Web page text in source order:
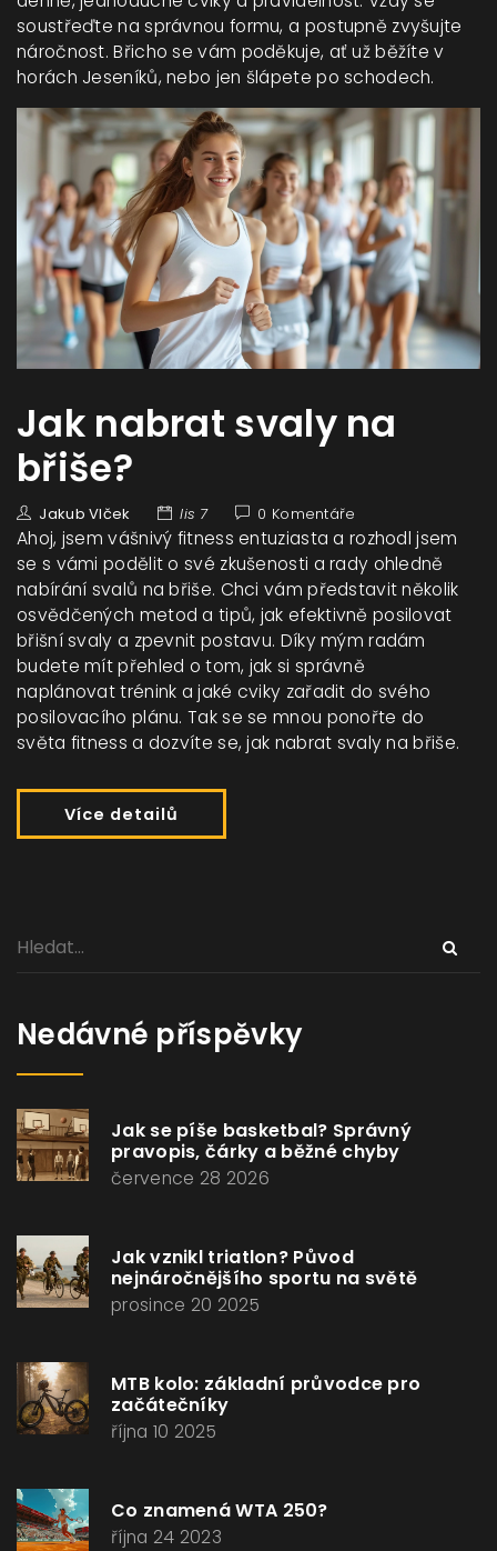
soustřeďte na správnou formu, a postupně zvyšujte
náročnost. Břicho se vám poděkuje, ať už běžíte v
horách Jeseníků, nebo jen šlápete po schodech.
Jak nabrat svaly na
břiše?
Jakub Vlček lis 7 0 Komentáře
Ahoj, jsem vášnivý fitness entuziasta a rozhodl jsem
se s vámi podělit o své zkušenosti a rady ohledně
nabírání svalů na břiše. Chci vám představit několik
osvědčených metod a tipů, jak efektivně posilovat
břišní svaly a zpevnit postavu. Díky mým radám
budete mít přehled o tom, jak si správně
naplánovat trénink a jaké cviky zařadit do svého
posilovacího plánu. Tak se se mnou ponořte do
světa fitness a dozvíte se, jak nabrat svaly na břiše.
Více detailů
Nedávné příspěvky
Jak se píše basketbal? Správný
pravopis, čárky a běžné chyby
července 28 2026
Jak vznikl triatlon? Původ
nejnáročnějšího sportu na světě
prosince 20 2025
MTB kolo: základní průvodce pro
začátečníky
října 10 2025
Co znamená WTA 250?
října 24 2023